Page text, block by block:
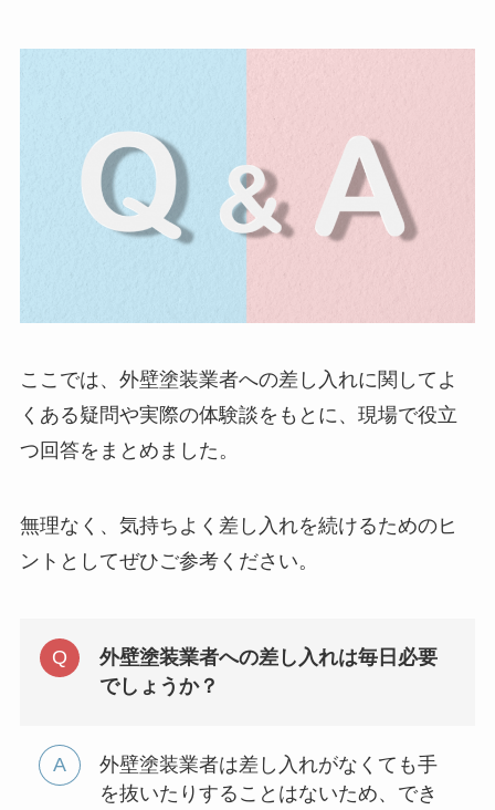
ここでは、外壁塗装業者への差し入れに関してよ
くある疑問や実際の体験談をもとに、現場で役立
つ回答をまとめました。
無理なく、気持ちよく差し入れを続けるためのヒ
ントとしてぜひご参考ください。
外壁塗装業者への差し入れは毎日必要
でしょうか？
外壁塗装業者は差し入れがなくても手
を抜いたりすることはないため、でき